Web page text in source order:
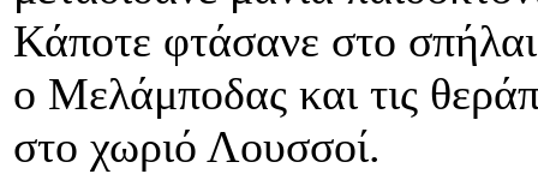
Κάποτε φτάσανε στο
ο Μελάμποδας και τις
στο χωριό Λουσσοί.